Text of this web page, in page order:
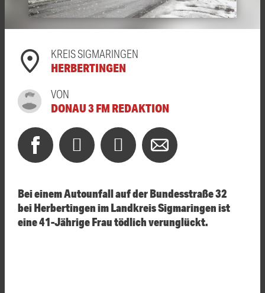
KREIS SIGMARINGEN
HERBERTINGEN
VON
DONAU 3 FM REDAKTION
Bei einem Autounfall auf der Bundesstraße 32
beiHerbertingenim Landkreis Sigmaringen ist
eine 41-Jährige Frau tödlich verunglückt.